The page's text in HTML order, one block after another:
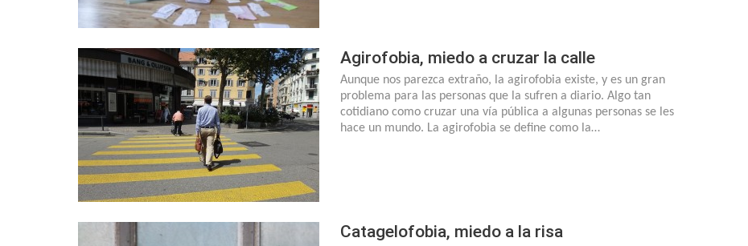
Agirofobia, miedo a cruzar la calle
Aunque nos parezca extraño, la agirofobia existe, y es un gran
problema para las personas que la sufren a diario. Algo tan
cotidiano como cruzar una vía pública a algunas personas se les
hace un mundo. La agirofobia se define como la…
Catagelofobia, miedo a la risa